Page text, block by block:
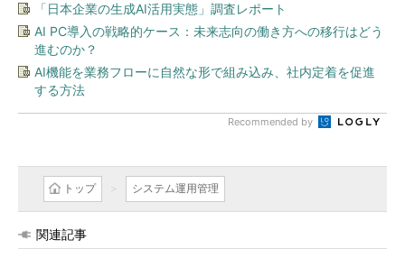
「日本企業の生成AI活用実態」調査レポート
AI PC導入の戦略的ケース：未来志向の働き方への移行はどう
進むのか？
AI機能を業務フローに自然な形で組み込み、社内定着を促進
する方法
Recommended by
トップ システム運用管理
関連記事